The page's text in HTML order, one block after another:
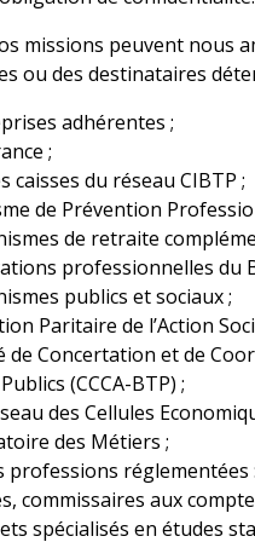
missions peuvent nous
ou des destinataires
adhérentes ;
;
caisses du réseau CIBTP ;
de Prévention
de retraite
professionnelles du
publics et sociaux ;
Paritaire de l’Action
de Concertation et de
(CCCA-BTP) ;
des Cellules
des Métiers ;
professions
commissaires aux
spécialisés en études